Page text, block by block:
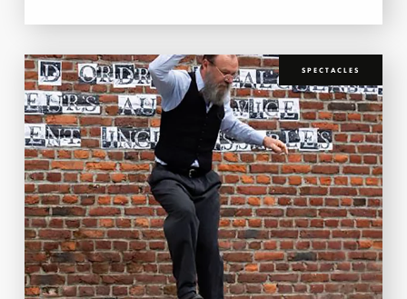
SPECTACLES